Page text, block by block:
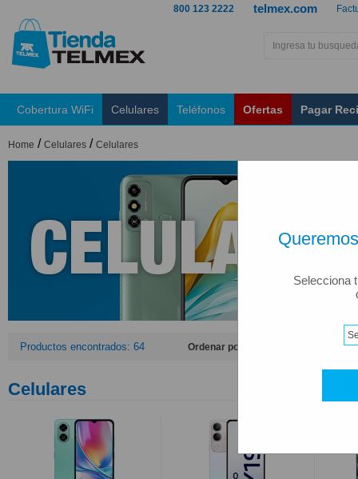
Selecciona
telmex.com
800 123 2222
Cobertura WiFi Celulares Teléfonos Ofertas Pagar
Home / Celulares / Celulares
Productos encontrados: 64 Ordenar por:
Celulares